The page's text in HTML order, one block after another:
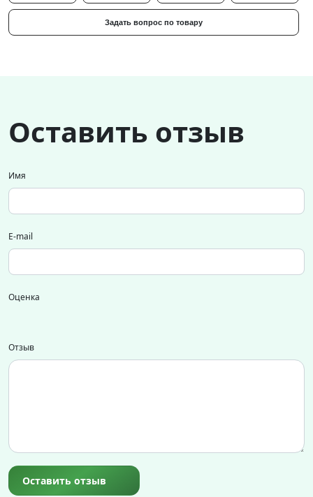
Задать вопрос по товару
Оставить отзыв
Имя
E-mail
Оценка
Отзыв
Оставить отзыв